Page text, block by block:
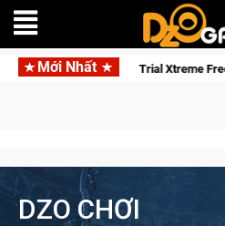
Mới NhấtTrial Xtreme Freedom –
DZO CHƠI